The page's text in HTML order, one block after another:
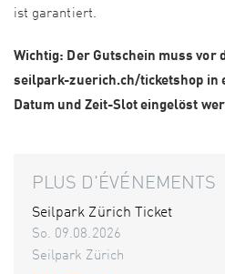
ist garantiert.
Wichtig: Der Gutschein muss vor
seilpark-zuerich.ch/ticketshop in
Datum und Zeit-Slot eingelöst
PLUS D'ÉVÉNEMENTS
Seilpark Zürich Ticket
So. 09.08.2026
Seilpark Zürich